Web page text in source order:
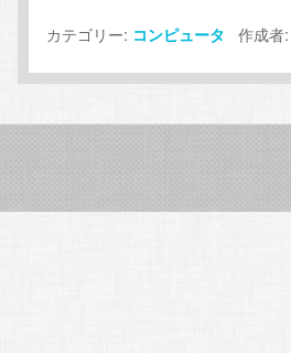
カテゴリー: コンピュータ 作成者: